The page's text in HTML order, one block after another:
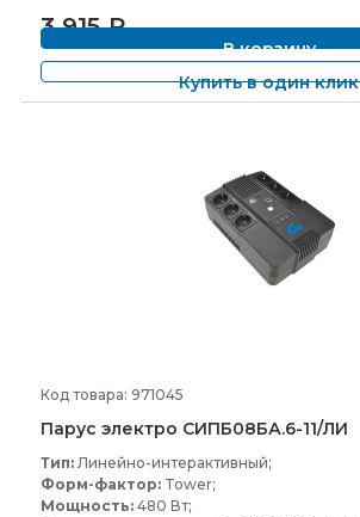
3 915₽
Купить в один клик
В корзину
Код товара: 971045
Парус электро СИПБ08БА.6-11/ЛИ
Тип: Линейно-интерактивный;
Форм-фактор: Tower;
Мощность: 480 Вт;